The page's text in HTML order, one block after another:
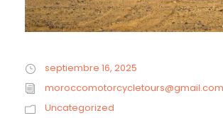
septiembre 16, 2025
moroccomotorcycletours@gmail.com
Uncategorized